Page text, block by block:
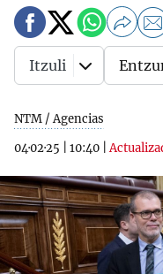
NTM / Agencias
04·02·25
10:40 |
Itzuli